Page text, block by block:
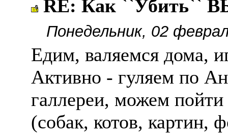
RE: Как ``Убить``
Понедельник, 02
Едим, валяемся дома,
Активно - гуляем по
галлереи, можем пойти
(собак, котов,